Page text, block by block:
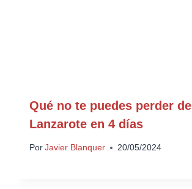
Qué no te puedes perder de
Lanzarote en 4 días
Por Javier Blanquer 20/05/2024